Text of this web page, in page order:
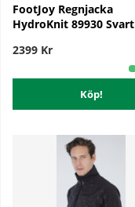
FootJoy Regnjacka
HydroKnit 89930 Svart
2399 Kr
Köp!